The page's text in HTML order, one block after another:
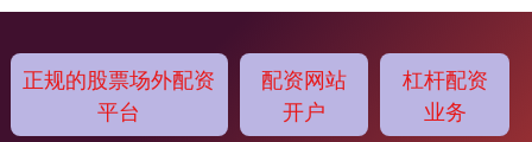
正规的股票场外配资
平台
配资网站
开户
杠杆配资
业务